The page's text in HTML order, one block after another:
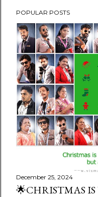
POPULAR POSTS
December 25, 2024
🌟CHRISTMAS